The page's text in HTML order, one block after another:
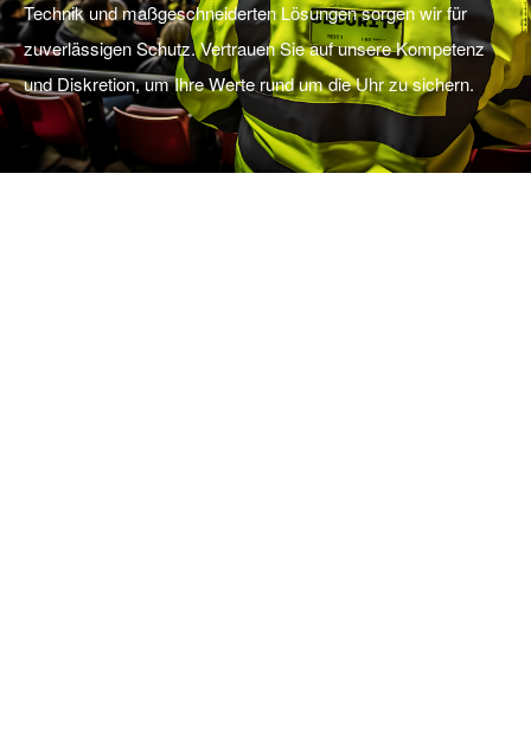
Technik und maßgeschneiderten Lösungen sorgen wir für
zuverlässigen Schutz. Vertrauen Sie auf unsere Kompetenz
und Diskretion, um Ihre Werte rund um die Uhr zu sichern.